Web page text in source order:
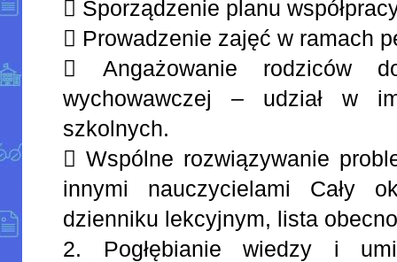
 Sporządzenie planu
 Prowadzenie zajęć w ramach
 Angażowanie rodziców
wychowawczej – udział w
szkolnych.
 Wspólne rozwiązywanie
innymi nauczycielami Cały
dzienniku lekcyjnym, lista
2. Pogłębianie wiedzy i